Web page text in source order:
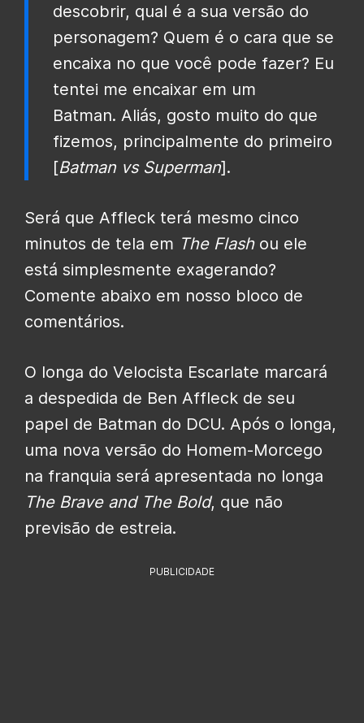
descobrir, qual é a sua versão do
personagem? Quem é o cara que se
encaixa no que você pode fazer? Eu
tentei me encaixar em um
Batman. Aliás, gosto muito do que
fizemos, principalmente do primeiro
[Batman vs Superman].
Será que Affleck terá mesmo cinco
minutos de tela em The Flashou ele
está simplesmente exagerando?
Comente abaixo em nosso bloco de
comentários.
O longa do Velocista Escarlate marcará
a despedida de Ben Affleck de seu
papel de Batman do DCU. Após o longa,
uma nova versão do Homem-Morcego
na franquia será apresentada no longa
The Brave and The Bold, que não
previsão de estreia.
PUBLICIDADE